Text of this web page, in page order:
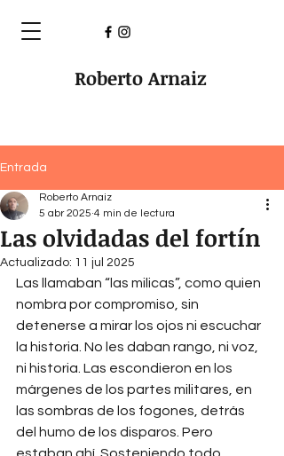
Roberto Arnaiz
Entrada
Las olvidadas del fortín
Roberto Arnaiz
5 abr 2025 4 min de lectura
Actualizado: 11 jul 2025
Las llamaban “las milicas”, como quien
nombra por compromiso, sin
detenerse a mirar los ojos ni escuchar
la historia. No les daban rango, ni voz,
ni historia. Las escondieron en los
márgenes de los partes militares, en
las sombras de los fogones, detrás
del humo de los disparos. Pero